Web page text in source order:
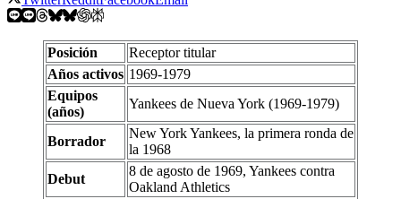
Posición
Receptor titular
Años activos 1969-1979
Equipos
(años)
Yankees de Nueva York (1969-1979)
Borrador
New York Yankees, la primera ronda de
la 1968
Debut
8 de agosto de 1969, Yankees contra
Oakland Athletics